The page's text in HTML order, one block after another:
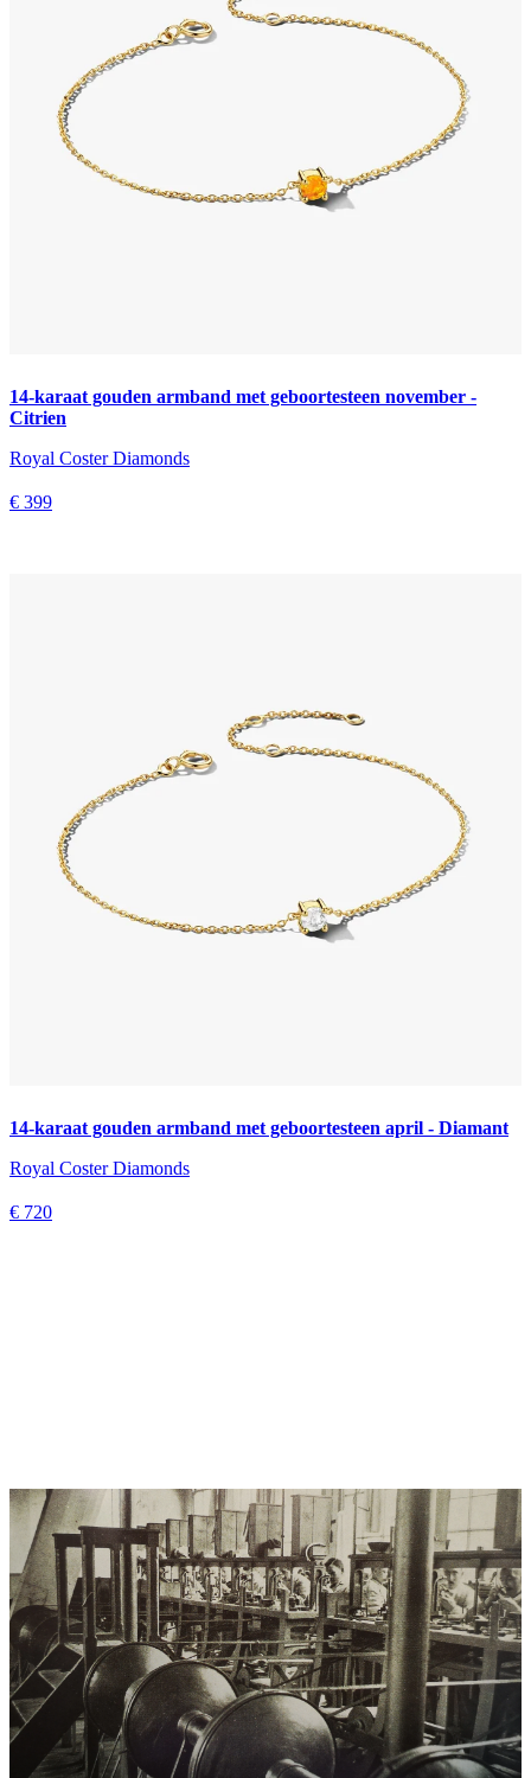
14-karaat gouden armband met geboortesteen november -
Citrien
Royal Coster Diamonds
€ 399
14-karaat gouden armband met geboortesteen april - Diamant
Royal Coster Diamonds
€ 720